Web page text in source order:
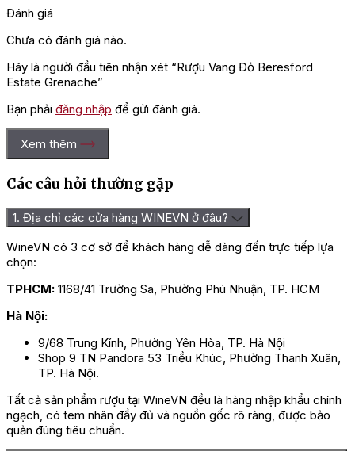
Đánh giá
Chưa có đánh giá nào.
Hãy là người đầu tiên nhận xét “Rượu Vang Đỏ Beresford
Estate Grenache”
Bạn phải đăng nhập để gửi đánh giá.
Xem thêm
Các câu hỏi thường gặp
1. Địa chỉ các cửa hàng WINEVN ở đâu?
WineVN có 3 cơ sở để khách hàng dễ dàng đến trực tiếp lựa
chọn:
TPHCM: 1168/41 Trường Sa, Phường Phú Nhuận, TP. HCM
Hà Nội:
9/68 Trung Kính, Phường Yên Hòa, TP. Hà Nội
Shop 9 TN Pandora 53 Triều Khúc, Phường Thanh Xuân,
TP. Hà Nội.
Tất cả sản phẩm rượu tại WineVN đều là hàng nhập khẩu chính
ngạch, có tem nhãn đầy đủ và nguồn gốc rõ ràng, được bảo
quản đúng tiêu chuẩn.